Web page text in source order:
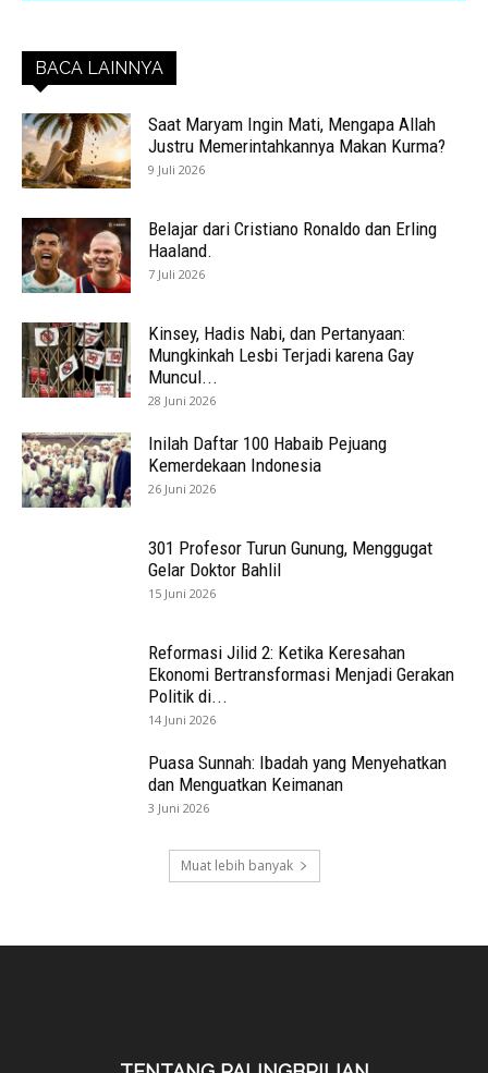
BACA LAINNYA
Saat Maryam Ingin Mati, Mengapa Allah
Justru Memerintahkannya Makan Kurma?
9 Juli 2026
Belajar dari Cristiano Ronaldo dan Erling
Haaland.
7 Juli 2026
Kinsey, Hadis Nabi, dan Pertanyaan:
Mungkinkah Lesbi Terjadi karena Gay
Muncul...
28 Juni 2026
Inilah Daftar 100 Habaib Pejuang
Kemerdekaan Indonesia
26 Juni 2026
301 Profesor Turun Gunung, Menggugat
Gelar Doktor Bahlil
15 Juni 2026
Reformasi Jilid 2: Ketika Keresahan
Ekonomi Bertransformasi Menjadi Gerakan
Politik di...
14 Juni 2026
Puasa Sunnah: Ibadah yang Menyehatkan
dan Menguatkan Keimanan
3 Juni 2026
Muat lebih banyak